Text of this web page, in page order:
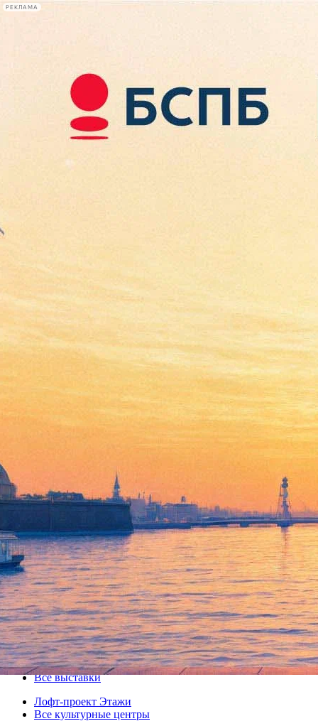
РЕКЛАМА
Сегодня:
2026.08.09
16:45
Афиша Plus
National Geographic покажет
лучшие снимки России
02 февраля 2018, пятница-04 марта 2018, воскресенье
Версия для печати
Все выставки
Лофт-проект Этажи
Все культурные центры